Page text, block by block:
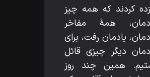
كردند كه همه چيز
همۀ مفاخر
يادمان رفت، براى
ديگر چيزى قائل
همين چند روز